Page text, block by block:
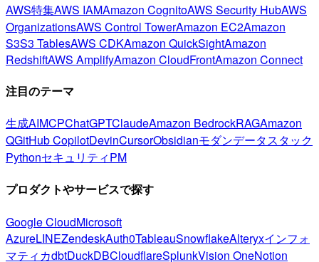
AWS特集AWS IAMAmazon CognitoAWS Security HubAWS
OrganizationsAWS Control TowerAmazon EC2Amazon
S3S3 TablesAWS CDKAmazon QuickSightAmazon
RedshiftAWS AmplifyAmazon CloudFrontAmazon Connect
注目のテーマ
生成AIMCPChatGPTClaudeAmazon BedrockRAGAmazon
QGitHub CopilotDevinCursorObsidianモダンデータスタック
PythonセキュリティPM
プロダクトやサービスで探す
Google CloudMicrosoft
AzureLINEZendeskAuth0TableauSnowflakeAlteryxインフォ
マティカdbtDuckDBCloudflareSplunkVision OneNotion